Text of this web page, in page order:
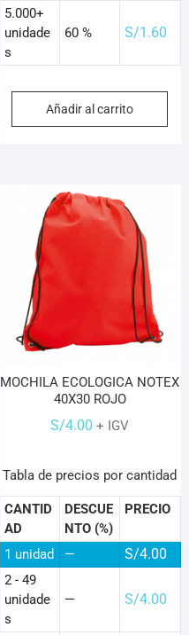
5.000+
unidade
s
60 % S/1.60
Añadir al carrito
MOCHILA ECOLOGICA NOTEX
40X30 ROJO
S/4.00 + IGV
Tabla de precios por cantidad
CANTID
AD
DESCUE
NTO (%)
PRECIO
1 unidad — S/4.00
2 - 49
unidade
s
— S/4.00